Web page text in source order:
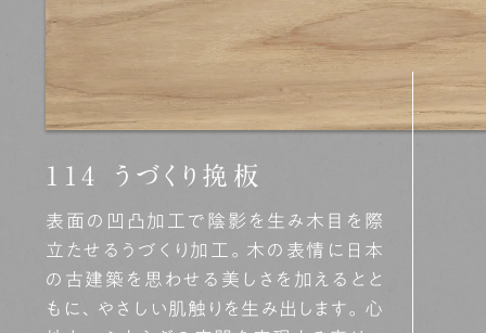
114 うづくり挽板
表面の凹凸加工で陰影を生み木目を際
立たせるうづくり加工。木の表情に日本
の古建築を思わせる美しさを加えるとと
もに、やさしい肌触りを生み出します。心